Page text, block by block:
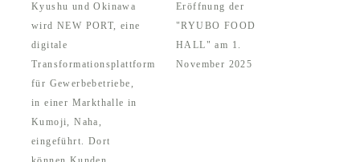
Kyushu und Okinawa
wird NEW PORT, eine
digitale
Transformationsplattform
für Gewerbebetriebe,
in einer Markthalle in
Kumoji, Naha,
eingeführt. Dort
Eröffnung der
"RYUBO FOOD
HALL" am 1.
November 2025